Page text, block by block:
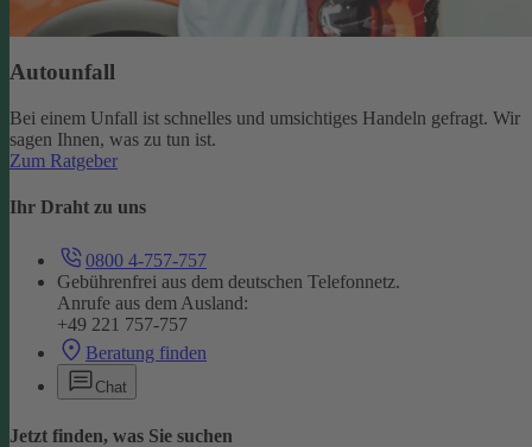
Autounfall
Bei einem Unfall ist schnelles und umsichtiges Handeln gefragt. Wir
sagen Ihnen, was zu tun ist.
Zum Ratgeber
Ihr Draht zu uns
0800 4-757-757
Gebührenfrei aus dem deutschen Telefonnetz.
Anrufe aus dem Ausland:
+49 221 757-757
Beratung finden
Chat
Jetzt finden, was Sie suchen